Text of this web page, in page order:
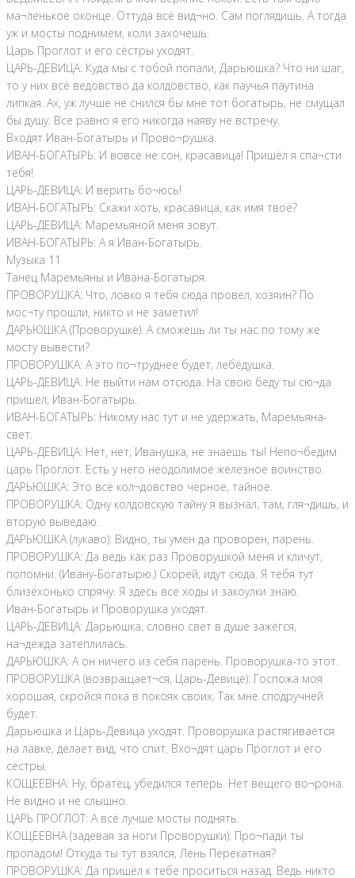
ма¬ленькое оконце. Оттуда всё вид¬но. Сам поглядишь. А тогда
уж и мосты поднимем, коли захочешь.
Царь Проглот и его сёстры уходят.
ЦАРЬ-ДЕВИЦА: Куда мы с тобой попали, Дарьюшка? Что ни шаг,
то у них всё ведовство да колдовство, как паучья паутина
липкая. Ах, уж лучше не снился бы мне тот богатырь, не смущал
бы душу. Все равно я его никогда наяву не встречу.
Входят Иван-Богатырь и Прово¬рушка.
ИВАН-БОГАТЫРЬ: И вовсе не сон, красавица! Пришёл я спа¬сти
тебя!
ЦАРЬ-ДЕВИЦА: И верить бо¬юсь!
ИВАН-БОГАТЫРЬ: Скажи хоть, красавица, как имя твоё?
ЦАРЬ-ДЕВИЦА: Маремьяной меня зовут.
ИВАН-БОГАТЫРЬ: А я Иван-Богатырь.
Музыка 11
Танец Маремьяны и Ивана-Богатыря.
ПРОВОРУШКА: Что, ловко я тебя сюда провел, хозяин? По
мос¬ту прошли, никто и не заметил!
ДАРЬЮШКА (Проворушке): А сможешь ли ты нас по тому же
мосту вывести?
ПРОВОРУШКА: А это по¬труднее будет, лебёдушка.
ЦАРЬ-ДЕВИЦА: Не выйти нам отсюда. На свою беду ты сю¬да
пришел, Иван-Богатырь.
ИВАН-БОГАТЫРЬ: Никому нас тут и не удержать, Маремьяна-
свет.
ЦАРЬ-ДЕВИЦА: Нет, нет, Иванушка, не знаешь ты! Непо¬бедим
царь Проглот. Есть у него неодолимое железное воинство.
ДАРЬЮШКА: Это всё кол¬довство чёрное, тайное.
ПРОВОРУШКА: Одну колдовскую тайну я вызнал, там, гля¬дишь, и
вторую выведаю.
ДАРЬЮШКА (лукаво): Видно, ты умен да проворен, парень.
ПРОВОРУШКА: Да ведь как раз Проворушкой меня и кличут,
попомни. (Ивану-Богатырю.) Скорей, идут сюда. Я тебя тут
близёхонько спрячу. Я здесь все ходы и закоулки знаю.
Иван-Богатырь и Проворушка уходят.
ЦАРЬ-ДЕВИЦА: Дарьюшка, словно свет в душе зажёгся,
на¬дежда затеплилась.
ДАРЬЮШКА: А он ничего из себя парень. Проворушка-то этот.
ПРОВОРУШКА (возвращает¬ся, Царь-Девице): Госпожа моя
хорошая, скройся пока в покоях своих. Так мне сподручней
будет.
Дарьюшка и Царь-Девица уходят. Проворушка растягивается
на лавке, делает вид, что спит. Вхо¬дят царь Проглот и его
сёстры.
КОЩЕЕВНА: Ну, братец, убедился теперь. Нет вещего во¬рона.
Не видно и не слышно.
ЦАРЬ ПРОГЛОТ: А всё лучше мосты поднять.
КОЩЕЕВНА (задевая за ноги Проворушки): Про¬пади ты
пропадом! Откуда ты тут взялся, Лень Перекатная?
ПРОВОРУШКА: Да пришёл к тебе проситься назад. Ведь никто